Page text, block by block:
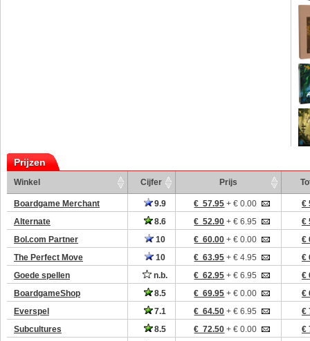
Prijzen
Winkel Cijfer Prijs
Boardgame Merchant 9.9 € 57.95 + € 0.00
€
Alternate
8.6 € 52.90 + € 6.95
€
Bol.com Partner
10 € 60.00 + € 0.00
€
The Perfect Move
10 € 63.95 + € 4.95
€
Goede spellen
n.b. € 62.95 + € 6.95
€
BoardgameShop
8.5 € 69.95 + € 0.00
€
Everspel
7.1 € 64.50 + € 6.95
€
Subcultures
8.5 € 72.50 + € 0.00
€